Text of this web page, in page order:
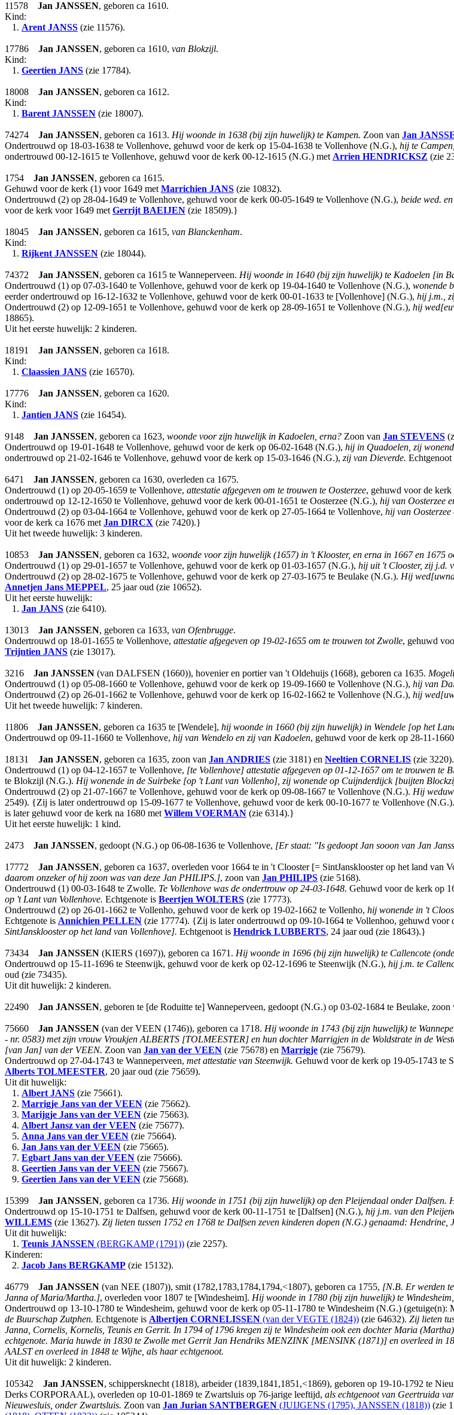
11578 Jan JANSSEN, geboren ca 1610.
Kind:
1. Arent JANSS (zie 11576).
17786 Jan JANSSEN, geboren ca 1610, van Blokzijl.
Kind:
1. Geertien JANS (zie 17784).
18008 Jan JANSSEN, geboren ca 1612.
Kind:
1. Barent JANSSEN (zie 18007).
74274 Jan JANSSEN, geboren ca 1613. Hij woonde in 1638 (bij zijn huwelijk) te Kampen. Zoon van Jan
Ondertrouwd op 18-03-1638 te Vollenhove, gehuwd voor de kerk op 15-04-1638 te Vollenhove (N.G.), hij te
ondertrouwd 00-12-1615 te Vollenhove, gehuwd voor de kerk 00-12-1615 (N.G.) met Arrien HENDRICKSZ (zie
1754 Jan JANSSEN, geboren ca 1615.
Gehuwd voor de kerk (1) voor 1649 met Marrichien JANS (zie 10832).
Ondertrouwd (2) op 28-04-1649 te Vollenhove, gehuwd voor de kerk 00-05-1649 te Vollenhove (N.G.), beide wed.
voor de kerk voor 1649 met Gerrijt BAEIJEN (zie 18509).}
18045 Jan JANSSEN, geboren ca 1615, van Blanckenham.
Kind:
1. Rijkent JANSSEN (zie 18044).
74372 Jan JANSSEN, geboren ca 1615 te Wanneperveen. Hij woonde in 1640 (bij zijn huwelijk) te Kadoelen [in
Ondertrouwd (1) op 07-03-1640 te Vollenhove, gehuwd voor de kerk op 19-04-1640 te Vollenhove (N.G.), wonende
eerder ondertrouwd op 16-12-1632 te Vollenhove, gehuwd voor de kerk 00-01-1633 te [Vollenhove] (N.G.), hij j.m.,
Ondertrouwd (2) op 12-09-1651 te Vollenhove, gehuwd voor de kerk op 28-09-1651 te Vollenhove (N.G.), hij
18865).
Uit het eerste huwelijk: 2 kinderen.
18191 Jan JANSSEN, geboren ca 1618.
Kind:
1. Claassien JANS (zie 16570).
17776 Jan JANSSEN, geboren ca 1620.
Kind:
1. Jantien JANS (zie 16454).
9148 Jan JANSSEN, geboren ca 1623, woonde voor zijn huwelijk in Kadoelen, erna? Zoon van Jan STEVENS
Ondertrouwd op 19-01-1648 te Vollenhove, gehuwd voor de kerk op 06-02-1648 (N.G.), hij in Quadoelen, zij
ondertrouwd op 21-02-1646 te Vollenhove, gehuwd voor de kerk op 15-03-1646 (N.G.), zij van Dieverde. Echtgenoot
6471 Jan JANSSEN, geboren ca 1630, overleden ca 1675.
Ondertrouwd (1) op 20-05-1659 te Vollenhove, attestatie afgegeven om te trouwen te Oosterzee, gehuwd voor de kerk
ondertrouwd op 12-12-1650 te Vollenhove, gehuwd voor de kerk 00-01-1651 te Oosterzee (N.G.), hij van Oosterzee
Ondertrouwd (2) op 03-04-1664 te Vollenhove, gehuwd voor de kerk op 27-05-1664 te Vollenhove, hij van Oosterzee
voor de kerk ca 1676 met Jan DIRCX (zie 7420).}
Uit het tweede huwelijk: 3 kinderen.
10853 Jan JANSSEN, geboren ca 1632, woonde voor zijn huwelijk (1657) in 't Klooster, en erna in 1667 en 1675
Ondertrouwd (1) op 29-01-1657 te Vollenhove, gehuwd voor de kerk op 01-03-1657 (N.G.), hij uit 't Clooster, zij j.d.
Ondertrouwd (2) op 28-02-1675 te Vollenhove, gehuwd voor de kerk op 27-03-1675 te Beulake (N.G.). Hij
Annetjen Jans MEPPEL, 25 jaar oud (zie 10652).
Uit het eerste huwelijk:
1. Jan JANS (zie 6410).
13013 Jan JANSSEN, geboren ca 1633, van Ofenbrugge.
Ondertrouwd op 18-01-1655 te Vollenhove, attestatie afgegeven op 19-02-1655 om te trouwen tot Zwolle, gehuwd
Trijntien JANS (zie 13017).
3216 Jan JANSSEN (van DALFSEN (1660)), hovenier en portier van 't Oldehuijs (1668), geboren ca 1635.
Ondertrouwd (1) op 05-08-1660 te Vollenhove, gehuwd voor de kerk op 19-09-1660 te Vollenhove (N.G.), hij van
Ondertrouwd (2) op 26-01-1662 te Vollenhove, gehuwd voor de kerk op 16-02-1662 te Vollenhove (N.G.), hij
Uit het tweede huwelijk: 7 kinderen.
11806 Jan JANSSEN, geboren ca 1635 te [Wendele], hij woonde in 1660 (bij zijn huwelijk) in Wendele [op het
Ondertrouwd op 09-11-1660 te Vollenhove, hij van Wendelo en zij van Kadoelen, gehuwd voor de kerk op 28-11-
18131 Jan JANSSEN, geboren ca 1635, zoon van Jan ANDRIES (zie 3181) en Neeltien CORNELIS (zie 3220).
Ondertrouwd (1) op 04-12-1657 te Vollenhove, [te Vollenhove] attestatie afgegeven op 01-12-1657 om te trouwen
te Blokzijl (N.G.). Hij wonende in de Suirbeke [op 't Lant van Vollenho], zij wonende op Cuijnderdijck [buijten
Ondertrouwd (2) op 21-07-1667 te Vollenhove, gehuwd voor de kerk op 09-08-1667 te Vollenhove (N.G.). Hij
2549). {Zij is later ondertrouwd op 15-09-1677 te Vollenhove, gehuwd voor de kerk 00-10-1677 te Vollenhove (N.G.).
is later gehuwd voor de kerk na 1680 met Willem VOERMAN (zie 6314).}
Uit het eerste huwelijk: 1 kind.
2473 Jan JANSSEN, gedoopt (N.G.) op 06-08-1636 te Vollenhove, [Er staat: "Is gedoopt Jan sooon van Jan
17772 Jan JANSSEN, geboren ca 1637, overleden voor 1664 te in 't Clooster [= SintJansklooster op het land van
daarom onzeker of hij zoon was van deze Jan PHILIPS.], zoon van Jan PHILIPS (zie 5168).
Ondertrouwd (1) 00-03-1648 te Zwolle. Te Vollenhove was de ondertrouw op 24-03-1648. Gehuwd voor de kerk op
op 't Lant van Vollenhove. Echtgenote is Beertjen WOLTERS (zie 17773).
Ondertrouwd (2) op 26-01-1662 te Vollenho, gehuwd voor de kerk op 19-02-1662 te Vollenho, hij wonende in 't
Echtgenote is Annichien PELLEN (zie 17774). {Zij is later ondertrouwd op 09-10-1664 te Vollenhoo, gehuwd
SintJansklooster op het land van Vollenhove]. Echtgenoot is Hendrick LUBBERTS, 24 jaar oud (zie 18643).}
73434 Jan JANSSEN (KIERS (1697)), geboren ca 1671. Hij woonde in 1696 (bij zijn huwelijk) te Callencote
Ondertrouwd op 15-11-1696 te Steenwijk, gehuwd voor de kerk op 02-12-1696 te Steenwijk (N.G.), hij j.m. te
oud (zie 73435).
Uit dit huwelijk: 2 kinderen.
22490 Jan JANSSEN, geboren te [de Roduitte te] Wanneperveen, gedoopt (N.G.) op 03-02-1684 te Beulake, zoon
75660 Jan JANSSEN (van der VEEN (1746)), geboren ca 1718. Hij woonde in 1743 (bij zijn huwelijk) te
- nr. 0583) met zijn vrouw Vroukjen ALBERTS [TOLMEESTER] en hun dochter Marrigjen in de Woldstrate in de
[van Jan] van der VEEN. Zoon van Jan van der VEEN (zie 75678) en Marrigje (zie 75679).
Ondertrouwd op 27-04-1743 te Wanneperveen, met attestatie van Steenwijk. Gehuwd voor de kerk op 19-05-1743 te
Alberts TOLMEESTER, 20 jaar oud (zie 75659).
Uit dit huwelijk:
1. Albert JANS (zie 75661).
2. Marrigje Jans van der VEEN (zie 75662).
3. Marijgje Jans van der VEEN (zie 75663).
4. Albert Jansz van der VEEN (zie 75677).
5. Anna Jans van der VEEN (zie 75664).
6. Jan Jans van der VEEN (zie 75665).
7. Egbart Jans van der VEEN (zie 75666).
8. Geertien Jans van der VEEN (zie 75667).
9. Geertien Jans van der VEEN (zie 75668).
15399 Jan JANSSEN, geboren ca 1736. Hij woonde in 1751 (bij zijn huwelijk) op den Pleijendaal onder Dalfsen.
Ondertrouwd op 15-10-1751 te Dalfsen, gehuwd voor de kerk 00-11-1751 te [Dalfsen] (N.G.), hij j.m. van den
WILLEMS (zie 13627). Zij lieten tussen 1752 en 1768 te Dalfsen zeven kinderen dopen (N.G.) genaamd: Hendrine,
Uit dit huwelijk:
1. Teunis JANSSEN (BERGKAMP (1791)) (zie 2257).
Kinderen:
2. Jacob Jans BERGKAMP (zie 15132).
46779 Jan JANSSEN (van NEE (1807)), smit (1782,1783,1784,1794,<1807), geboren ca 1755, [N.B. Er werden
Janna of Maria/Martha.], overleden voor 1807 te [Windesheim]. Hij woonde in 1780 (bij zijn huwelijk) te
Ondertrouwd op 13-10-1780 te Windesheim, gehuwd voor de kerk op 05-11-1780 te Windesheim (N.G.) (getuige(n):
de Buurschap Zutphen. Echtgenote is Albertjen CORNELISSEN (van der VEGTE (1824)) (zie 64632). Zij lieten
Janna, Cornelis, Kornelis, Teunis en Gerrit. In 1794 of 1796 kregen zij te Windesheim ook een dochter Maria
echtgenote. Maria huwde in 1830 te Zwolle met Gerrit Jan Hendriks MENZINK [MENSINK (1871)] en overleed in
AALST en overleed in 1848 te Wijhe, als haar echtgenoot.
Uit dit huwelijk: 2 kinderen.
105342 Jan JANSSEN, schippersknecht (1818), arbeider (1839,1841,1851,<1869), geboren op 19-10-1792 te
Derks CORPORAAL), overleden op 10-01-1869 te Zwartsluis op 76-jarige leeftijd, als echtgenoot van Geertruida
Nieuwesluis, onder Zwartsluis. Zoon van Jan Jurian SANTBERGEN (JUIJGENS (1795), JANSSEN (1818)) (zie